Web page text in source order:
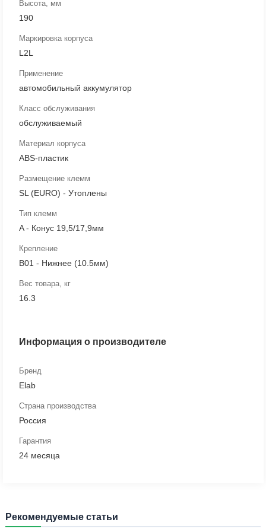
Высота, мм
190
Маркировка корпуса
L2L
Применение
автомобильный аккумулятор
Класс обслуживания
обслуживаемый
Материал корпуса
ABS-пластик
Размещение клемм
SL (EURO) - Утоплены
Тип клемм
A - Конус 19,5/17,9мм
Крепление
B01 - Нижнее (10.5мм)
Вес товара, кг
16.3
Информация о производителе
Бренд
Elab
Страна производства
Россия
Гарантия
24 месяца
Рекомендуемые статьи